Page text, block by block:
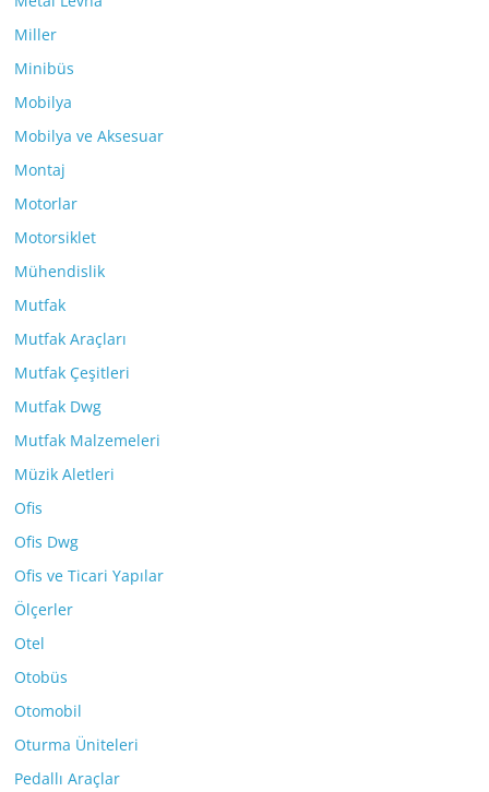
Miller
Minibüs
Mobilya
Mobilya ve Aksesuar
Montaj
Motorlar
Motorsiklet
Mühendislik
Mutfak
Mutfak Araçları
Mutfak Çeşitleri
Mutfak Dwg
Mutfak Malzemeleri
Müzik Aletleri
Ofis
Ofis Dwg
Ofis ve Ticari Yapılar
Ölçerler
Otel
Otobüs
Otomobil
Oturma Üniteleri
Pedallı Araçlar